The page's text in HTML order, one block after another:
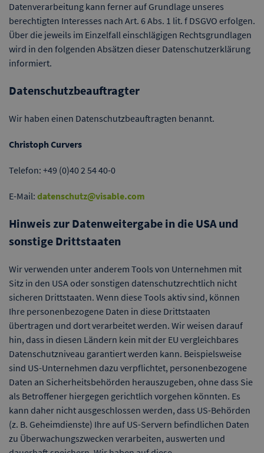
Datenverarbeitung kann ferner auf Grundlage unseres
berechtigten Interesses nach Art. 6 Abs. 1 lit. f DSGVO erfolgen.
Über die jeweils im Einzelfall einschlägigen Rechtsgrundlagen
wird in den folgenden Absätzen dieser Datenschutzerklärung
informiert.
Datenschutzbeauftragter
Wir haben einen Datenschutzbeauftragten benannt.
Christoph Curvers
Telefon: +49 (0)40 2 54 40-0
E-Mail: datenschutz@visable.com
Hinweis zur Datenweitergabe in die USA und
sonstige Drittstaaten
Wir verwenden unter anderem Tools von Unternehmen mit
Sitz in den USA oder sonstigen datenschutzrechtlich nicht
sicheren Drittstaaten. Wenn diese Tools aktiv sind, können
Ihre personenbezogene Daten in diese Drittstaaten
übertragen und dort verarbeitet werden. Wir weisen darauf
hin, dass in diesen Ländern kein mit der EU vergleichbares
Datenschutzniveau garantiert werden kann. Beispielsweise
sind US-Unternehmen dazu verpflichtet, personenbezogene
Daten an Sicherheitsbehörden herauszugeben, ohne dass Sie
als Betroffener hiergegen gerichtlich vorgehen könnten. Es
kann daher nicht ausgeschlossen werden, dass US-Behörden
(z. B. Geheimdienste) Ihre auf US-Servern befindlichen Daten
zu Überwachungszwecken verarbeiten, auswerten und